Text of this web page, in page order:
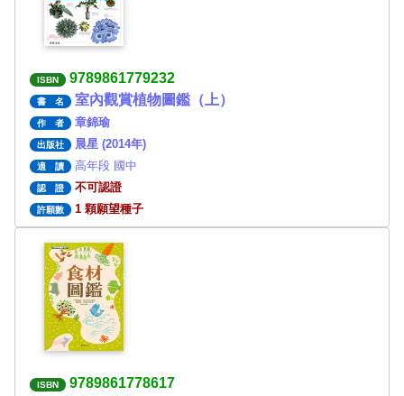
ISBN 9789861779232
書 名 室內觀賞植物圖鑑（上）
作 者 章錦瑜
出版社 晨星 (2014年)
適 讀 高年段 國中
認 證 不可認證
許願數 1 顆願望種子
ISBN 9789861778617